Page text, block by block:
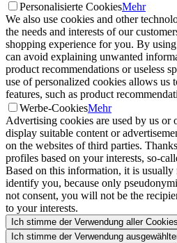
Personalisierte CookiesMehr
We also use cookies and other
the needs and interests of our
shopping experience for you. By
can avoid explaining unwanted
product recommendations or useless
use of personalized cookies allows us
features, such as product
Werbe-CookiesMehr
Advertising cookies are used by us or
display suitable content or
on the websites of third parties.
profiles based on your interests, so-
Based on this information, it is
identify you, because only
not consent, you will not be the
to your interests.
Ich stimme der Verwendung aller
Ich stimme der Verwendung